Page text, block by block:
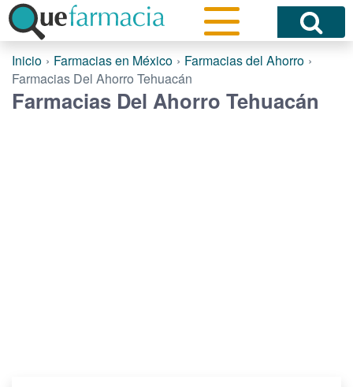
Inicio Farmacias en México
Farmacias del Ahorro
Farmacias Del Ahorro Tehuacán
Farmacias Del Ahorro Tehuacán